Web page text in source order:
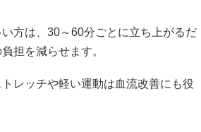
方は、30～60分ごとに立ち上がるだ
担を減らせます。
レッチや軽い運動は血流改善にも役